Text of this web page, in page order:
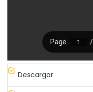
Descargar